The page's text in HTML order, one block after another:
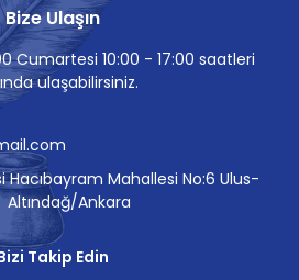
Bize Ulaşın
Cumartesi 10:00 - 17:00 saatleri
ulaşabilirsiniz.
Mahallesi No:6 Ulus-
Altındağ/Ankara
Takip Edin